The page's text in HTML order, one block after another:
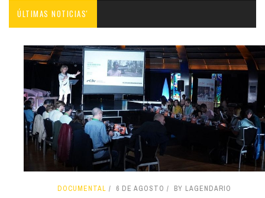
ÚLTIMAS NOTICIAS'
DOCUMENTAL 6 DE AGOSTO BY LAGENDARIO